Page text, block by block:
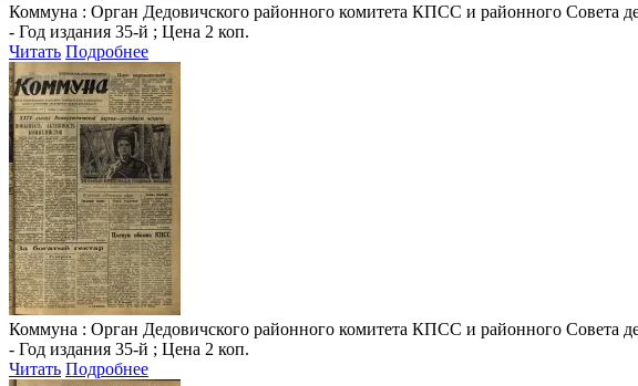
Коммуна : Орган Дедовичского районного комитета КПСС и районного Совета
- Год издания 35-й ; Цена 2 коп.
Читать Подробнее
Коммуна : Орган Дедовичского районного комитета КПСС и районного Совета
- Год издания 35-й ; Цена 2 коп.
Читать Подробнее